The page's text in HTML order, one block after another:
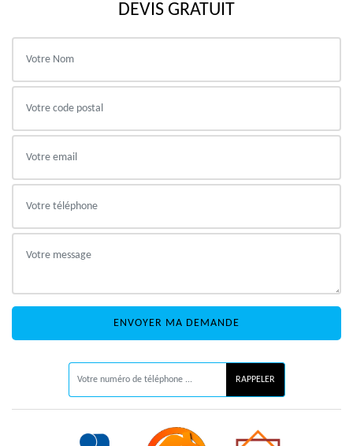
DEVIS GRATUIT